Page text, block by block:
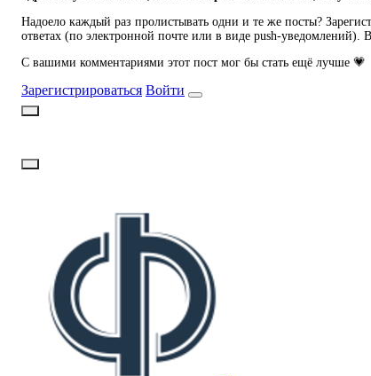
Надоело каждый раз пролистывать одни и те же посты?
ответах (по электронной почте или в виде push-уведомлений).
С вашими комментариями этот пост мог бы стать ещё лучше 💗
Зарегистрироваться Войти